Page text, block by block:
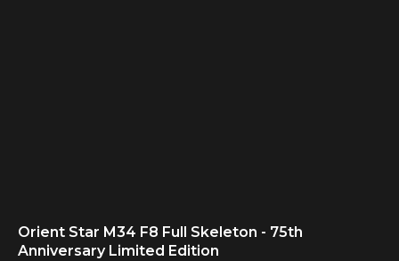
Orient Star M34 F8 Full Skeleton - 75th
Anniversary Limited Edition